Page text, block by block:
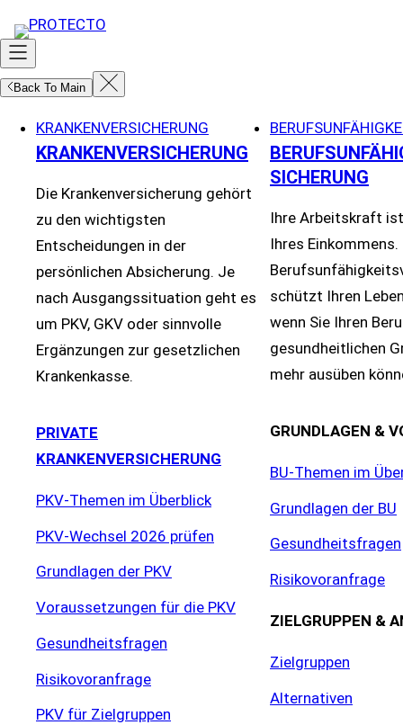
Zum
Inhalt
springen
Back To Main
KRANKENVERSICHERUNG
KRANKENVERSICHERUNG
Die Krankenversicherung gehört
zu den wichtigsten
Entscheidungen in der
persönlichen Absicherung. Je
nach Ausgangssituation geht es
um PKV, GKV oder sinnvolle
Ergänzungen zur gesetzlichen
Krankenkasse.
PRIVATE
KRANKENVERSICHERUNG
PKV-Themen im Überblick
PKV-Wechsel 2026 prüfen
Grundlagen der PKV
Voraussetzungen für die PKV
Gesundheitsfragen
Risikovoranfrage
PKV für Zielgruppen
SICHERUNG
Ihre Arbeitskraft
Ihres Einkommens.
schützt Ihren
wenn Sie Ihren
gesundheitlichen
mehr ausüben
GRUNDLAGEN &
BU-Themen im
Grundlagen der BU
Gesundheitsfragen
Risikovoranfrage
ZIELGRUPPEN &
Zielgruppen
Alternativen